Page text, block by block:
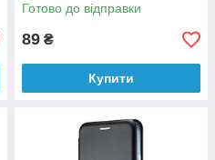
Готово до відправки
89 ₴
Купити